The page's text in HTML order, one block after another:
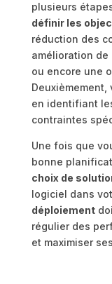
plusieurs
définir les
réduction des
amélioration de
ou encore une
Deuxièmement,
en identifiant
contraintes
Une fois que
bonne
choix de
logiciel dans
déploiement
régulier des
et maximiser